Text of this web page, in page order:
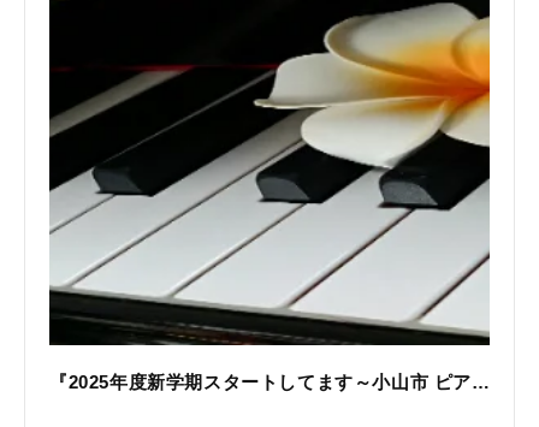
『2025年度新学期スタートしてます～小山市 ピアノ教室N piano music school』